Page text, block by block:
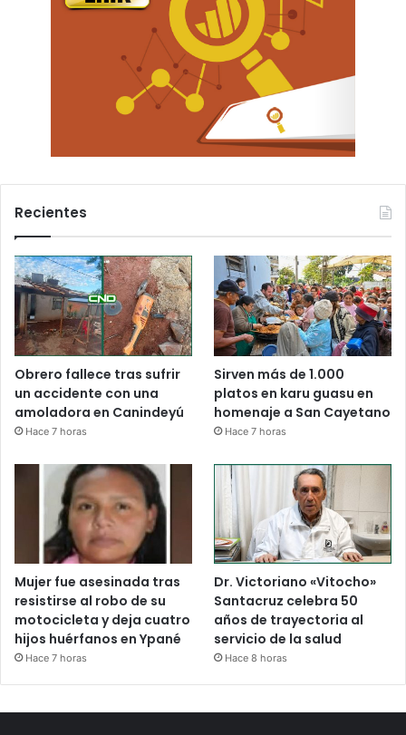
Recientes
Obrero fallece tras sufrir
un accidente con una
amoladora en Canindeyú
Hace 7 horas
Sirven más de 1.000
platos en karu guasu en
homenaje a San Cayetano
Hace 7 horas
Mujer fue asesinada tras
resistirse al robo de su
motocicleta y deja cuatro
hijos huérfanos en Ypané
Hace 7 horas
Dr. Victoriano «Vitocho»
Santacruz celebra 50
años de trayectoria al
servicio de la salud
Hace 8 horas